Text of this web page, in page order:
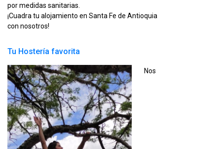
por medidas sanitarias.
¡Cuadra tu alojamiento en Santa Fe de Antioquia
con nosotros!
Tu Hostería favorita
Nos